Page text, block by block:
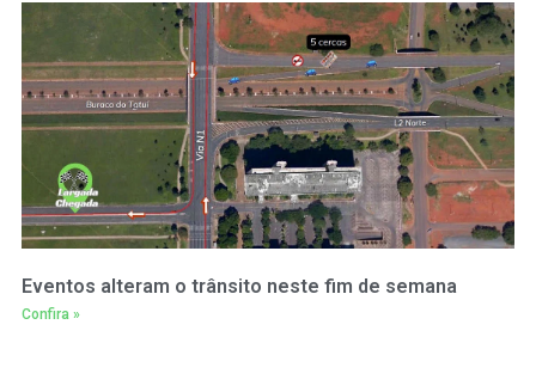
Eventos alteram o trânsito neste fim de semana
Confira »